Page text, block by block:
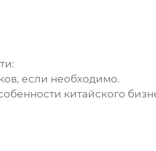
если необходимо.
китайского